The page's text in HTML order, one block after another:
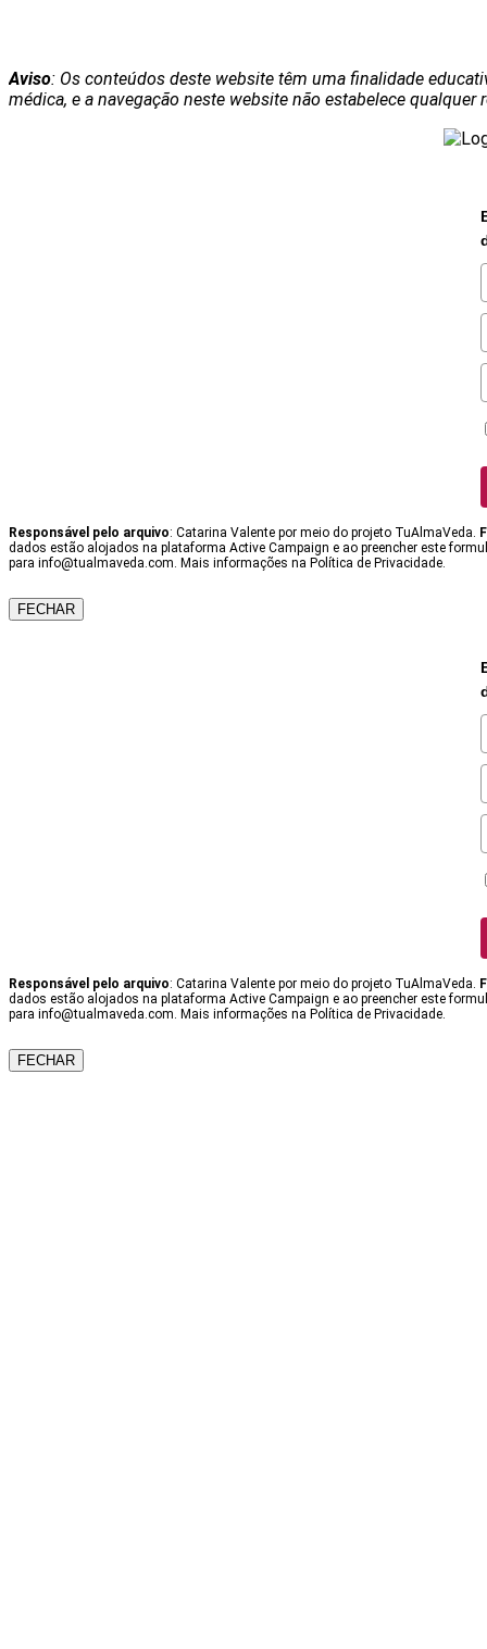
Aviso: Os conteúdos deste website têm uma finalidade
médica, e a navegação neste website não estabelece
Responsável pelo arquivo: Catarina Valente por meio do projeto TuAlmaVeda.
dados estão alojados na plataforma Active Campaign e ao preencher este
para info@tualmaveda.com. Mais informações na Política de Privacidade.
FECHAR
Responsável pelo arquivo: Catarina Valente por meio do projeto TuAlmaVeda.
dados estão alojados na plataforma Active Campaign e ao preencher este
para info@tualmaveda.com. Mais informações na Política de Privacidade.
FECHAR